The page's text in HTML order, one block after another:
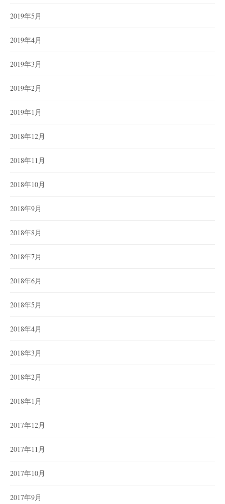
2019年5月
2019年4月
2019年3月
2019年2月
2019年1月
2018年12月
2018年11月
2018年10月
2018年9月
2018年8月
2018年7月
2018年6月
2018年5月
2018年4月
2018年3月
2018年2月
2018年1月
2017年12月
2017年11月
2017年10月
2017年9月